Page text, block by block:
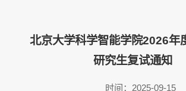
北京大学科学智能学院2026年
研究生复试通知
时间：2025-09-15